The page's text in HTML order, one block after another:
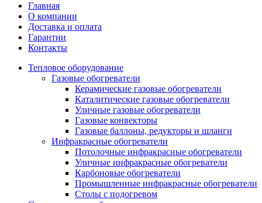
Главная
О компании
Доставка и оплата
Гарантии
Контакты
Тепловое оборудование
Газовые обогреватели
Керамические газовые обогреватели
Каталитические газовые обогреватели
Уличные газовые обогреватели
Газовые конвекторы
Газовые баллоны, редукторы и шланги
Инфракрасные обогреватели
Потолочные инфракрасные обогреватели
Уличные инфракрасные обогреватели
Карбоновые обогреватели
Промышленные инфракрасные обогреватели
Столы с подогревом